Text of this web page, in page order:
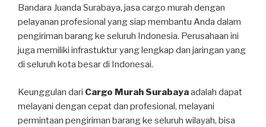
Bandara Juanda Surabaya, jasa cargo murah dengan
pelayanan profesional yang siap membantu Anda dalam
pengiriman barang ke seluruh Indonesia. Perusahaan ini
juga memiliki infrastuktur yang lengkap dan jaringan yang
di seluruh kota besar di Indonesai.
Keunggulan dari Cargo Murah Surabayaadalah dapat
melayani dengan cepat dan profesional, melayani
permintaan pengiriman barang ke seluruh wilayah, bisa